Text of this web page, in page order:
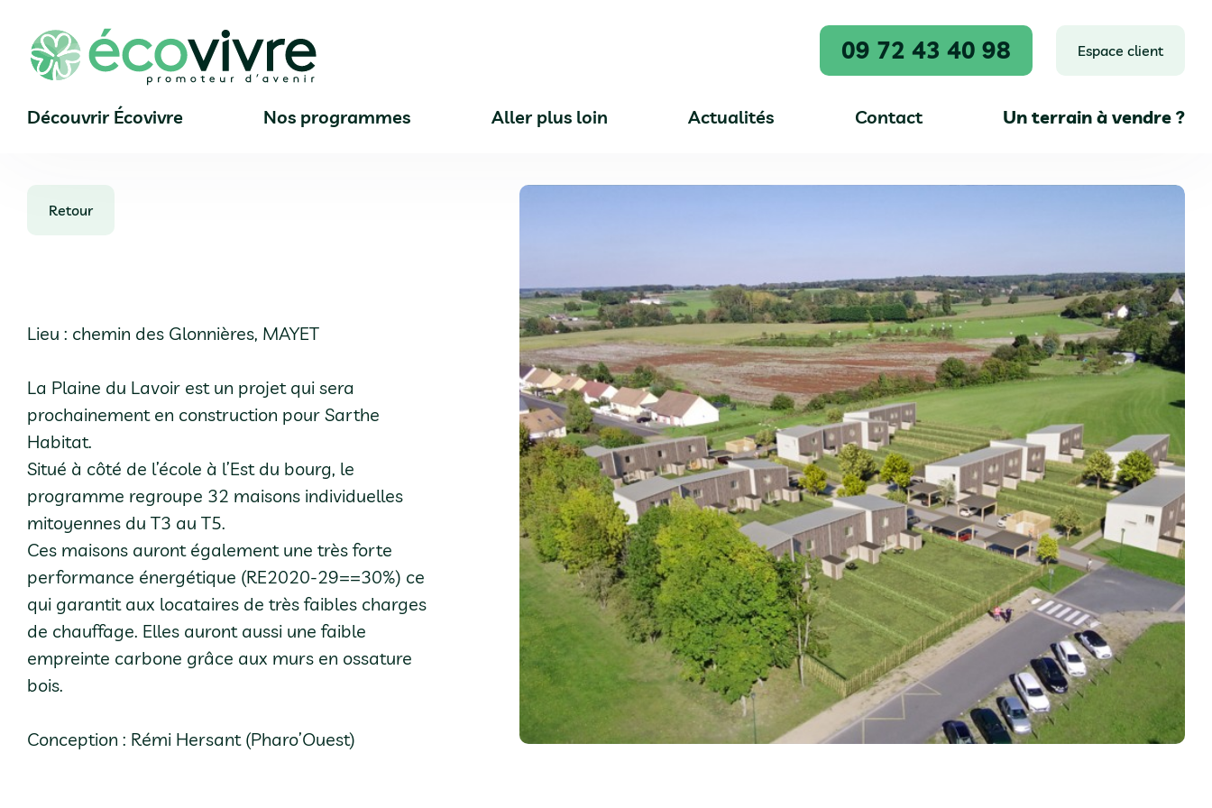
09 72 43 40 98 Espace client
Découvrir Écovivre Nos programmes Aller plus loin Actualités Contact Un terrain à vendre ?
Lieu : chemin des Glonnières, MAYET
La Plaine du Lavoir est un projet qui sera
prochainement en construction pour Sarthe
Habitat.
Situé à côté de l’école à l’Est du bourg, le
programme regroupe 32 maisons individuelles
mitoyennes du T3 au T5.
Ces maisons auront également une très forte
performance énergétique (RE2020-29==30%) ce
qui garantit aux locataires de très faibles charges
de chauffage. Elles auront aussi une faible
empreinte carbone grâce aux murs en ossature
bois.
Conception : Rémi Hersant (Pharo’Ouest)
Retour